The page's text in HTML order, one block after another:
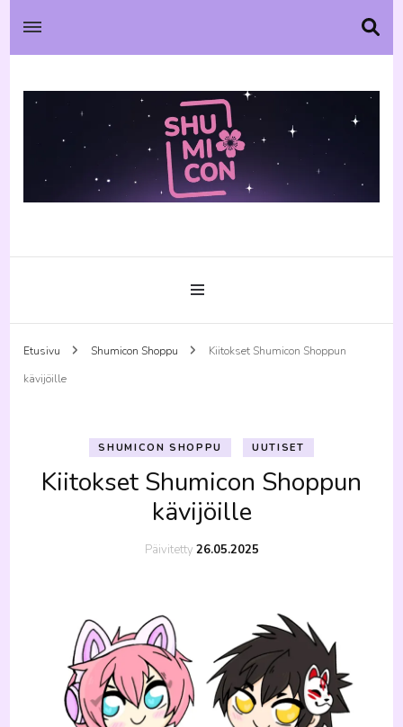
Etusivu Shumicon Shoppu
Kiitokset Shumicon Shoppun
kävijöille
SHUMICON SHOPPU UUTISET
Kiitokset Shumicon Shoppun
kävijöille
Päivitetty 26.05.2025